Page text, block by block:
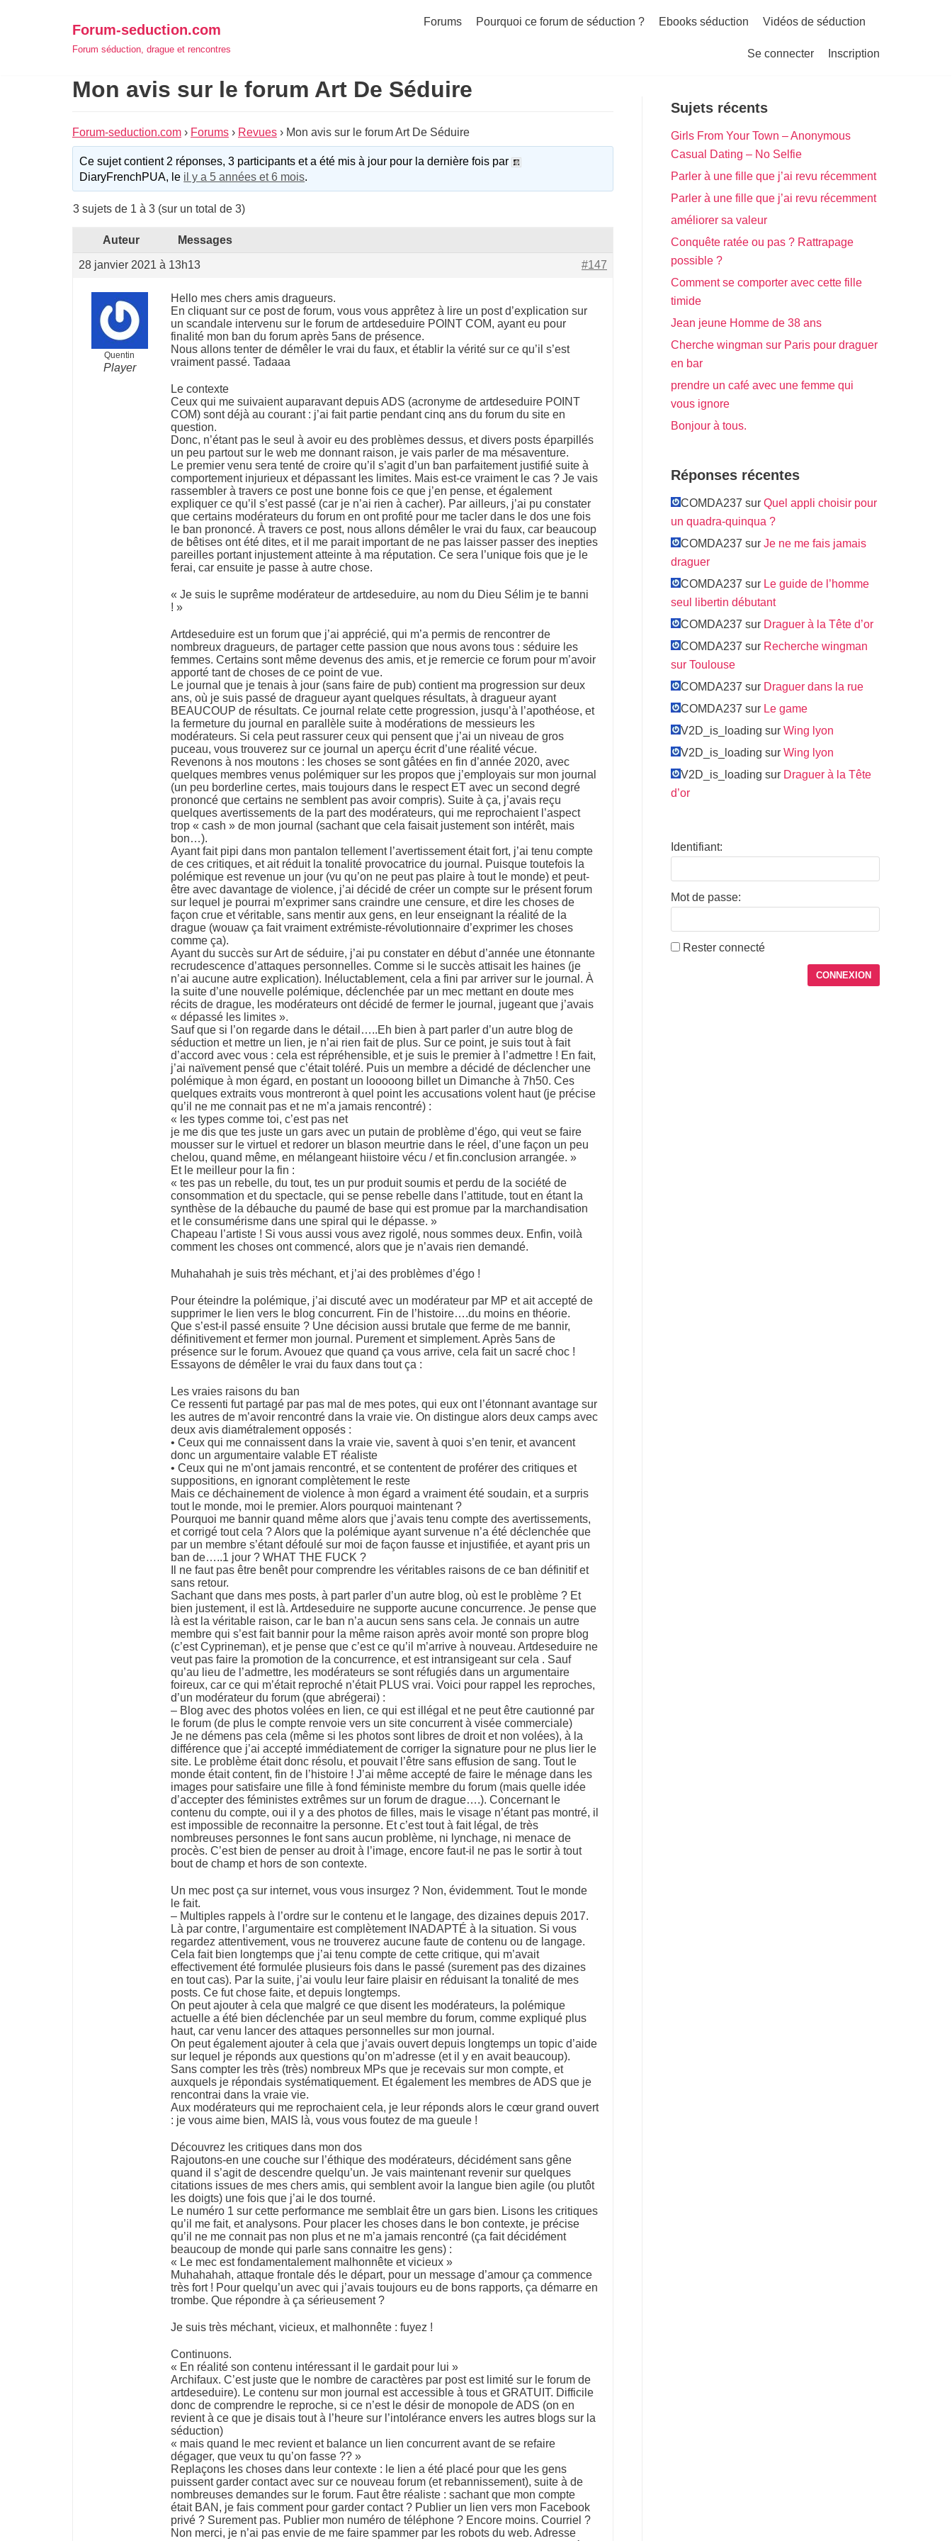
Forum-seduction.com
Forum séduction, drague et rencontres
Forums Pourquoi ce forum de séduction ? Ebooks séduction Vidéos de séduction
Se connecter Inscription
Mon avis sur le forum Art De Séduire
Forum-seduction.com › Forums › Revues › Mon avis sur le forum Art De Séduire
Ce sujet contient 2 réponses, 3 participants et a été mis à jour pour la dernière fois par
DiaryFrenchPUA, le il y a 5 années et 6 mois.
3 sujets de 1 à 3 (sur un total de 3)
Auteur Messages
28 janvier 2021 à 13h13 #147
Quentin
Player
Hello mes chers amis dragueurs.
En cliquant sur ce post de forum, vous vous apprêtez à lire un post d’explication sur
un scandale intervenu sur le forum de artdeseduire POINT COM, ayant eu pour
finalité mon ban du forum après 5ans de présence.
Nous allons tenter de démêler le vrai du faux, et établir la vérité sur ce qu’il s’est
vraiment passé. Tadaaa
Le contexte
Ceux qui me suivaient auparavant depuis ADS (acronyme de artdeseduire POINT
COM) sont déjà au courant : j’ai fait partie pendant cinq ans du forum du site en
question.
Donc, n’étant pas le seul à avoir eu des problèmes dessus, et divers posts éparpillés
un peu partout sur le web me donnant raison, je vais parler de ma mésaventure.
Le premier venu sera tenté de croire qu’il s’agit d’un ban parfaitement justifié suite à
comportement injurieux et dépassant les limites. Mais est-ce vraiment le cas ? Je vais
rassembler à travers ce post une bonne fois ce que j’en pense, et également
expliquer ce qu’il s’est passé (car je n’ai rien à cacher). Par ailleurs, j’ai pu constater
que certains modérateurs du forum en ont profité pour me tacler dans le dos une fois
le ban prononcé. À travers ce post, nous allons démêler le vrai du faux, car beaucoup
de bêtises ont été dites, et il me parait important de ne pas laisser passer des inepties
pareilles portant injustement atteinte à ma réputation. Ce sera l’unique fois que je le
ferai, car ensuite je passe à autre chose.
« Je suis le suprême modérateur de artdeseduire, au nom du Dieu Sélim je te banni
! »
Artdeseduire est un forum que j’ai apprécié, qui m’a permis de rencontrer de
nombreux dragueurs, de partager cette passion que nous avons tous : séduire les
femmes. Certains sont même devenus des amis, et je remercie ce forum pour m’avoir
apporté tant de choses de ce point de vue.
Le journal que je tenais à jour (sans faire de pub) contient ma progression sur deux
ans, où je suis passé de dragueur ayant quelques résultats, à dragueur ayant
BEAUCOUP de résultats. Ce journal relate cette progression, jusqu’à l’apothéose, et
la fermeture du journal en parallèle suite à modérations de messieurs les
modérateurs. Si cela peut rassurer ceux qui pensent que j’ai un niveau de gros
puceau, vous trouverez sur ce journal un aperçu écrit d’une réalité vécue.
Revenons à nos moutons : les choses se sont gâtées en fin d’année 2020, avec
quelques membres venus polémiquer sur les propos que j’employais sur mon journal
(un peu borderline certes, mais toujours dans le respect ET avec un second degré
prononcé que certains ne semblent pas avoir compris). Suite à ça, j’avais reçu
quelques avertissements de la part des modérateurs, qui me reprochaient l’aspect
trop « cash » de mon journal (sachant que cela faisait justement son intérêt, mais
bon…).
Ayant fait pipi dans mon pantalon tellement l’avertissement était fort, j’ai tenu compte
de ces critiques, et ait réduit la tonalité provocatrice du journal. Puisque toutefois la
polémique est revenue un jour (vu qu’on ne peut pas plaire à tout le monde) et peut-
être avec davantage de violence, j’ai décidé de créer un compte sur le présent forum
sur lequel je pourrai m’exprimer sans craindre une censure, et dire les choses de
façon crue et véritable, sans mentir aux gens, en leur enseignant la réalité de la
drague (wouaw ça fait vraiment extrémiste-révolutionnaire d’exprimer les choses
comme ça).
Ayant du succès sur Art de séduire, j’ai pu constater en début d’année une étonnante
recrudescence d’attaques personnelles. Comme si le succès attisait les haines (je
n’ai aucune autre explication). Inéluctablement, cela a fini par arriver sur le journal. À
la suite d’une nouvelle polémique, déclenchée par un mec mettant en doute mes
récits de drague, les modérateurs ont décidé de fermer le journal, jugeant que j’avais
« dépassé les limites ».
Sauf que si l’on regarde dans le détail…..Eh bien à part parler d’un autre blog de
séduction et mettre un lien, je n’ai rien fait de plus. Sur ce point, je suis tout à fait
d’accord avec vous : cela est répréhensible, et je suis le premier à l’admettre ! En fait,
j’ai naïvement pensé que c’était toléré. Puis un membre a décidé de déclencher une
polémique à mon égard, en postant un looooong billet un Dimanche à 7h50. Ces
quelques extraits vous montreront à quel point les accusations volent haut (je précise
qu’il ne me connait pas et ne m’a jamais rencontré) :
« les types comme toi, c’est pas net
je me dis que tes juste un gars avec un putain de problème d’égo, qui veut se faire
mousser sur le virtuel et redorer un blason meurtrie dans le réel, d’une façon un peu
chelou, quand même, en mélangeant hiistoire vécu / et fin.conclusion arrangée. »
Et le meilleur pour la fin :
« tes pas un rebelle, du tout, tes un pur produit soumis et perdu de la société de
consommation et du spectacle, qui se pense rebelle dans l’attitude, tout en étant la
synthèse de la débauche du paumé de base qui est promue par la marchandisation
et le consumérisme dans une spiral qui le dépasse. »
Chapeau l’artiste ! Si vous aussi vous avez rigolé, nous sommes deux. Enfin, voilà
comment les choses ont commencé, alors que je n’avais rien demandé.
Muhahahah je suis très méchant, et j’ai des problèmes d’égo !
Pour éteindre la polémique, j’ai discuté avec un modérateur par MP et ait accepté de
supprimer le lien vers le blog concurrent. Fin de l’histoire….du moins en théorie.
Que s’est-il passé ensuite ? Une décision aussi brutale que ferme de me bannir,
définitivement et fermer mon journal. Purement et simplement. Après 5ans de
présence sur le forum. Avouez que quand ça vous arrive, cela fait un sacré choc !
Essayons de démêler le vrai du faux dans tout ça :
Les vraies raisons du ban
Ce ressenti fut partagé par pas mal de mes potes, qui eux ont l’étonnant avantage sur
les autres de m’avoir rencontré dans la vraie vie. On distingue alors deux camps avec
deux avis diamétralement opposés :
• Ceux qui me connaissent dans la vraie vie, savent à quoi s’en tenir, et avancent
donc un argumentaire valable ET réaliste
• Ceux qui ne m’ont jamais rencontré, et se contentent de proférer des critiques et
suppositions, en ignorant complètement le reste
Mais ce déchainement de violence à mon égard a vraiment été soudain, et a surpris
tout le monde, moi le premier. Alors pourquoi maintenant ?
Pourquoi me bannir quand même alors que j’avais tenu compte des avertissements,
et corrigé tout cela ? Alors que la polémique ayant survenue n’a été déclenchée que
par un membre s’étant défoulé sur moi de façon fausse et injustifiée, et ayant pris un
ban de…..1 jour ? WHAT THE FUCK ?
Il ne faut pas être benêt pour comprendre les véritables raisons de ce ban définitif et
sans retour.
Sachant que dans mes posts, à part parler d’un autre blog, où est le problème ? Et
bien justement, il est là. Artdeseduire ne supporte aucune concurrence. Je pense que
là est la véritable raison, car le ban n’a aucun sens sans cela. Je connais un autre
membre qui s’est fait bannir pour la même raison après avoir monté son propre blog
(c’est Cyprineman), et je pense que c’est ce qu’il m’arrive à nouveau. Artdeseduire ne
veut pas faire la promotion de la concurrence, et est intransigeant sur cela . Sauf
qu’au lieu de l’admettre, les modérateurs se sont réfugiés dans un argumentaire
foireux, car ce qui m’était reproché n’était PLUS vrai. Voici pour rappel les reproches,
d’un modérateur du forum (que abrégerai) :
– Blog avec des photos volées en lien, ce qui est illégal et ne peut être cautionné par
le forum (de plus le compte renvoie vers un site concurrent à visée commerciale)
Je ne démens pas cela (même si les photos sont libres de droit et non volées), à la
différence que j’ai accepté immédiatement de corriger la signature pour ne plus lier le
site. Le problème était donc résolu, et pouvait l’être sans effusion de sang. Tout le
monde était content, fin de l’histoire ! J’ai même accepté de faire le ménage dans les
images pour satisfaire une fille à fond féministe membre du forum (mais quelle idée
d’accepter des féministes extrêmes sur un forum de drague….). Concernant le
contenu du compte, oui il y a des photos de filles, mais le visage n’étant pas montré, il
est impossible de reconnaitre la personne. Et c’est tout à fait légal, de très
nombreuses personnes le font sans aucun problème, ni lynchage, ni menace de
procès. C’est bien de penser au droit à l’image, encore faut-il ne pas le sortir à tout
bout de champ et hors de son contexte.
Un mec post ça sur internet, vous vous insurgez ? Non, évidemment. Tout le monde
le fait.
– Multiples rappels à l’ordre sur le contenu et le langage, des dizaines depuis 2017.
Là par contre, l’argumentaire est complètement INADAPTÉ à la situation. Si vous
regardez attentivement, vous ne trouverez aucune faute de contenu ou de langage.
Cela fait bien longtemps que j’ai tenu compte de cette critique, qui m’avait
effectivement été formulée plusieurs fois dans le passé (surement pas des dizaines
en tout cas). Par la suite, j’ai voulu leur faire plaisir en réduisant la tonalité de mes
posts. Ce fut chose faite, et depuis longtemps.
On peut ajouter à cela que malgré ce que disent les modérateurs, la polémique
actuelle a été bien déclenchée par un seul membre du forum, comme expliqué plus
haut, car venu lancer des attaques personnelles sur mon journal.
On peut également ajouter à cela que j’avais ouvert depuis longtemps un topic d’aide
sur lequel je réponds aux questions qu’on m’adresse (et il y en avait beaucoup).
Sans compter les très (très) nombreux MPs que je recevais sur mon compte, et
auxquels je répondais systématiquement. Et également les membres de ADS que je
rencontrai dans la vraie vie.
Aux modérateurs qui me reprochaient cela, je leur réponds alors le cœur grand ouvert
: je vous aime bien, MAIS là, vous vous foutez de ma gueule !
Découvrez les critiques dans mon dos
Rajoutons-en une couche sur l’éthique des modérateurs, décidément sans gêne
quand il s’agit de descendre quelqu’un. Je vais maintenant revenir sur quelques
citations issues de mes chers amis, qui semblent avoir la langue bien agile (ou plutôt
les doigts) une fois que j’ai le dos tourné.
Le numéro 1 sur cette performance me semblait être un gars bien. Lisons les critiques
qu’il me fait, et analysons. Pour placer les choses dans le bon contexte, je précise
qu’il ne me connait pas non plus et ne m’a jamais rencontré (ça fait décidément
beaucoup de monde qui parle sans connaitre les gens) :
« Le mec est fondamentalement malhonnête et vicieux »
Muhahahah, attaque frontale dés le départ, pour un message d’amour ça commence
très fort ! Pour quelqu’un avec qui j’avais toujours eu de bons rapports, ça démarre en
trombe. Que répondre à ça sérieusement ?
Je suis très méchant, vicieux, et malhonnête : fuyez !
Continuons.
« En réalité son contenu intéressant il le gardait pour lui »
Archifaux. C’est juste que le nombre de caractères par post est limité sur le forum de
artdeseduire). Le contenu sur mon journal est accessible à tous et GRATUIT. Difficile
donc de comprendre le reproche, si ce n’est le désir de monopole de ADS (on en
revient à ce que je disais tout à l’heure sur l’intolérance envers les autres blogs sur la
séduction)
« mais quand le mec revient et balance un lien concurrent avant de se refaire
dégager, que veux tu qu’on fasse ?? »
Replaçons les choses dans leur contexte : le lien a été placé pour que les gens
puissent garder contact avec sur ce nouveau forum (et rebannissement), suite à de
nombreuses demandes sur le forum. Faut être réaliste : sachant que mon compte
était BAN, je fais comment pour garder contact ? Publier un lien vers mon Facebook
privé ? Surement pas. Publier mon numéro de téléphone ? Encore moins. Courriel ?
Non merci, je n’ai pas envie de me faire spammer par les robots du web. Adresse
Sujets récents
Girls From Your Town – Anonymous
Casual Dating – No Selfie
Parler à une fille que j’ai revu récemment
Parler à une fille que j’ai revu récemment
améliorer sa valeur
Conquête ratée ou pas ? Rattrapage
possible ?
Comment se comporter avec cette fille
timide
Jean jeune Homme de 38 ans
Cherche wingman sur Paris pour draguer
en bar
prendre un café avec une femme qui
vous ignore
Bonjour à tous.
Réponses récentes
COMDA237 sur Quel appli choisir pour
un quadra-quinqua ?
COMDA237 sur Je ne me fais jamais
draguer
COMDA237 sur Le guide de l’homme
seul libertin débutant
COMDA237 sur Draguer à la Tête d’or
COMDA237 sur Recherche wingman
sur Toulouse
COMDA237 sur Draguer dans la rue
COMDA237 sur Le game
V2D_is_loading sur Wing lyon
V2D_is_loading sur Wing lyon
V2D_is_loading sur Draguer à la Tête
d’or
Identifiant:
Mot de passe:
Rester connecté
CONNEXION